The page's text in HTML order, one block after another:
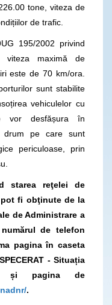
tone, viteza de
de trafic.
195/2002 privind
viteza maximă de
este de 70 km/ora.
sunt stabilite
vehiculelor cu
vor desfășura în
drum pe care sunt
periculoase, prin
starea reţelei de
fi obţinute de la
de Administrare a
de telefon
pagina în caseta
- Situația
și pagina de
.